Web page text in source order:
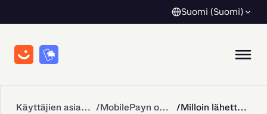
Suomi (Suomi)
Käyttäjien asiakastuki MobilePayn ominaisuudet Milloin lähettämääni lahjarahaan liittyvä summa veloitetaan?